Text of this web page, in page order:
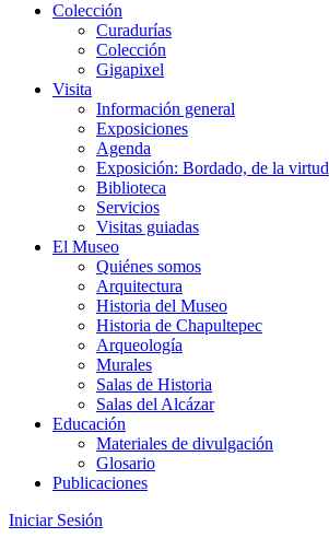
Colección
Curadurías
Colección
Gigapixel
Visita
Información general
Exposiciones
Agenda
Exposición: Bordado, de la virtud
Biblioteca
Servicios
Visitas guiadas
El Museo
Quiénes somos
Arquitectura
Historia del Museo
Historia de Chapultepec
Arqueología
Murales
Salas de Historia
Salas del Alcázar
Educación
Materiales de divulgación
Glosario
Publicaciones
Iniciar Sesión